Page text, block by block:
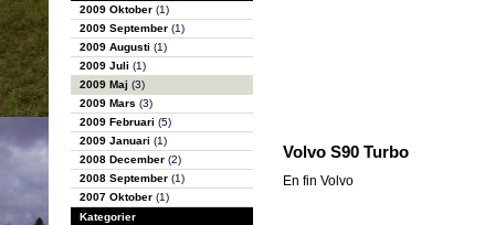
2009 Oktober (1)
2009 September (1)
2009 Augusti (1)
2009 Juli (1)
2009 Maj (3)
2009 Mars (3)
2009 Februari (5)
2009 Januari (1)
2008 December (2)
2008 September (1)
2007 Oktober (1)
Kategorier
Volvo S90 Turbo
En fin Volvo